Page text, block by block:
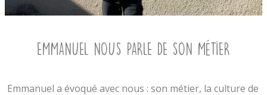
Emmanuel nous parle de son métier
Emmanuel a évoqué avec nous : son métier, la culture de